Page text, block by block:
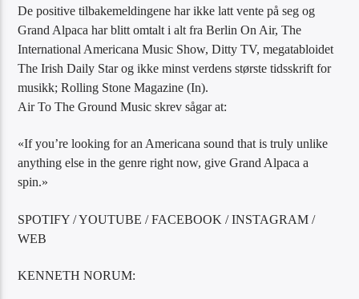
De positive tilbakemeldingene har ikke latt vente på seg og
Grand Alpaca har blitt omtalt i alt fra Berlin On Air, The
International Americana Music Show, Ditty TV, megatabloidet
The Irish Daily Star og ikke minst verdens største tidsskrift for
musikk; Rolling Stone Magazine (In).
Air To The Ground Music skrev sågar at:
«If you’re looking for an Americana sound that is truly unlike
anything else in the genre right now, give Grand Alpaca a
spin.»
SPOTIFY / YOUTUBE / FACEBOOK / INSTAGRAM /
WEB
KENNETH NORUM: